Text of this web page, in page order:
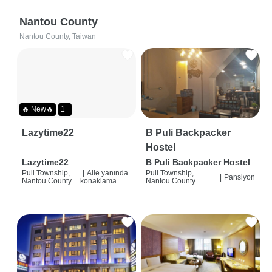
Nantou County
Nantou County, Taiwan
🔥 New🔥 1+
Lazytime22
Lazytime22
Puli Township,
Nantou County
Aile yanında
konaklama
B Puli Backpacker
Hostel
B Puli Backpacker Hostel
Puli Township,
Nantou County
Pansiyon